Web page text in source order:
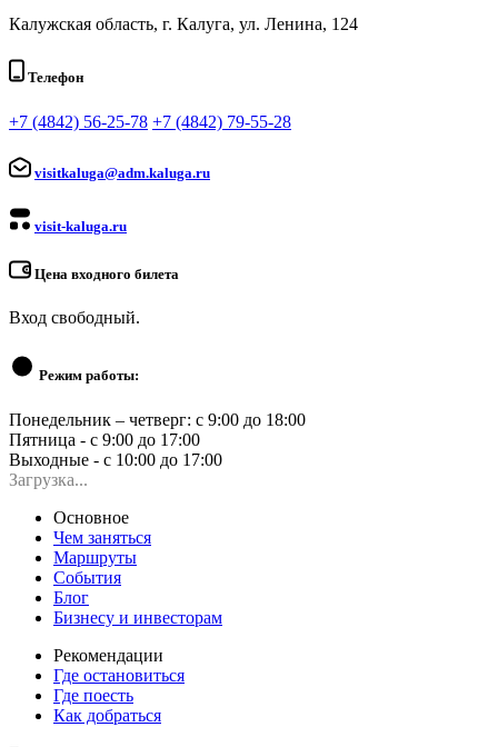
Калужская область, г. Калуга, ул. Ленина, 124
Телефон
+7 (4842) 56-25-78 +7 (4842) 79-55-28
visitkaluga@adm.kaluga.ru
visit-kaluga.ru
Цена входного билета
Вход свободный.
Режим работы:
Понедельник – четверг: с 9:00 до 18:00
Пятница - с 9:00 до 17:00
Выходные - с 10:00 до 17:00
Загрузка...
Основное
Чем заняться
Маршруты
События
Блог
Бизнесу и инвесторам
Рекомендации
Где остановиться
Где поесть
Как добраться